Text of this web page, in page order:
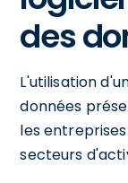
des
L'utilisation
données
les
secteurs